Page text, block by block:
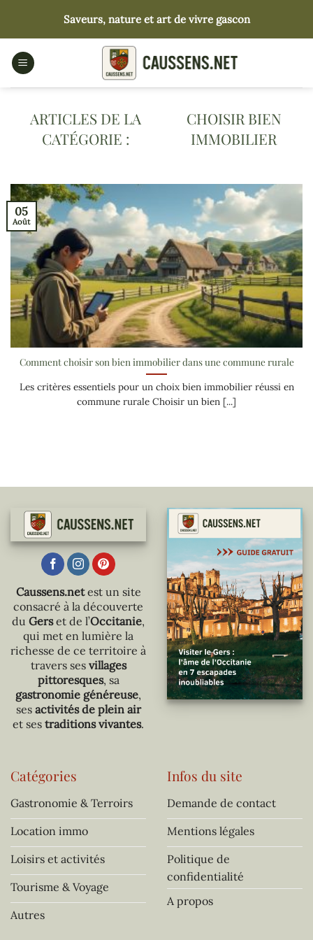
contenu
Saveurs, nature et art de vivre gascon
CHOISIR BIEN
IMMOBILIER
Comment choisir son bien immobilier dans une commune rurale
Les critères essentiels pour un choix bien immobilier réussi en
commune rurale Choisir un bien [...]
05
Août
Caussens.netest un site
consacré à la découverte
du Gerset de l’Occitanie,
qui met en lumière la
richesse de ce territoire à
travers ses villages
pittoresques, sa
gastronomie généreuse,
ses activités de plein air
et ses traditions vivantes.
Catégories
Gastronomie & Terroirs
Location immo
Loisirs et activités
Tourisme & Voyage
Autres
Infos du site
Demande de contact
Mentions légales
Politique de
confidentialité
A propos